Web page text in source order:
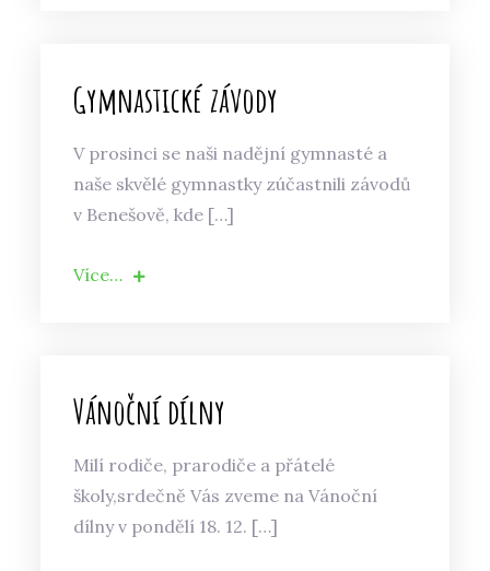
Gymnastické závody
V prosinci se naši nadějní gymnasté a
naše skvělé gymnastky zúčastnili závodů
v Benešově, kde […]
Více…
Vánoční dílny
Milí rodiče, prarodiče a přátelé
školy,srdečně Vás zveme na Vánoční
dílny v pondělí 18. 12. […]